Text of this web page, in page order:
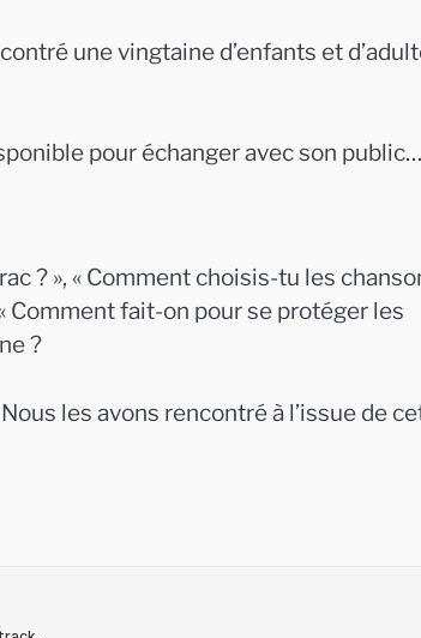
une vingtaine d’enfants et
pour échanger avec son public…
? », « Comment choisis-tu les
Comment fait-on pour se protéger les
?
les avons rencontré à l’issue de